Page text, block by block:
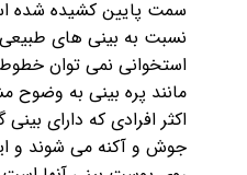
سمت پایین کشیده شده
نسبت به بینی های
استخوانی نمی‌ توان
مانند پره بینی به وضوح
اکثر افرادی که دارای
جوش و آکنه می شوند و